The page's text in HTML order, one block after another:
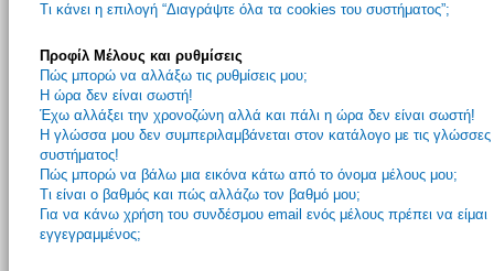
Τι κάνει η επιλογή “Διαγράψτε όλα τα cookies του συστήματος”;
Προφίλ Μέλους και ρυθμίσεις
Πώς μπορώ να αλλάξω τις ρυθμίσεις μου;
Η ώρα δεν είναι σωστή!
Έχω αλλάξει την χρονοζώνη αλλά και πάλι η ώρα δεν είναι σωστή!
Η γλώσσα μου δεν συμπεριλαμβάνεται στον κατάλογο με τις γλώσσες
συστήματος!
Πώς μπορώ να βάλω μια εικόνα κάτω από το όνομα μέλους μου;
Τι είναι ο βαθμός και πώς αλλάζω τον βαθμό μου;
Για να κάνω χρήση του συνδέσμου email ενός μέλους πρέπει να είμαι
εγγεγραμμένος;